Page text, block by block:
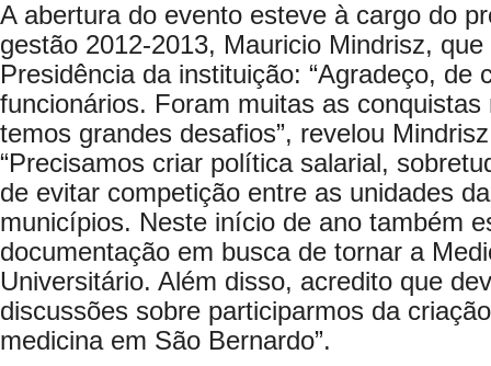
A abertura do evento esteve à cargo do
gestão 2012-2013, Mauricio Mindrisz,
Presidência da instituição: “Agradeço, de
funcionários. Foram muitas as
temos grandes desafios”, revelou
“Precisamos criar política salarial,
de evitar competição entre as unidades
municípios. Neste início de ano também
documentação em busca de tornar a
Universitário. Além disso, acredito que
discussões sobre participarmos da
medicina em São Bernardo”.